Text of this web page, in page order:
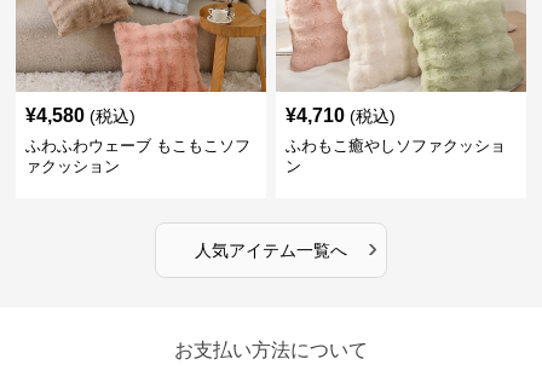
¥4,580 (税込)
ふわふわウェーブ もこもこソフ
ァクッション
¥4,710 (税込)
ふわもこ癒やしソファクッショ
ン
人気アイテム一覧へ ›
お支払い方法について